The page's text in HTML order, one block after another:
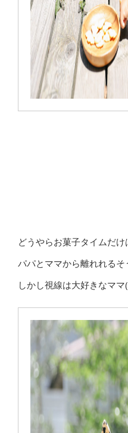
どうやらお菓子タイムだけ
パパとママから離れれるそ
しかし視線は大好きなママ